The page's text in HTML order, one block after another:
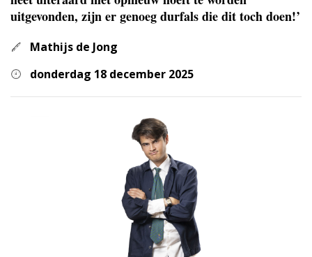
uitgevonden, zijn er genoeg durfals die dit toch doen!’
Mathijs de Jong
donderdag 18 december 2025